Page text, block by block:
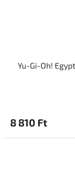
Yu-Gi-Oh!
átlagos
értékelése
5-
8 810 Ft